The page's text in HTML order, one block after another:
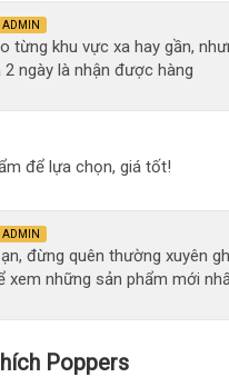
ADMIN
từng khu vực xa hay gần,
2 ngày là nhận được hàng
để lựa chọn, giá tốt!
ADMIN
đừng quên thường xuyên
xem những sản phẩm mới
Poppers